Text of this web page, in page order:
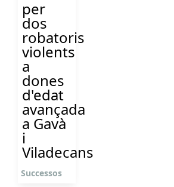
per
dos
robatoris
violents
a
dones
d'edat
avançada
a Gavà
i
Viladecans
Successos